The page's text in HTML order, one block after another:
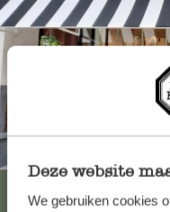
Deze website
We gebruiken cookies